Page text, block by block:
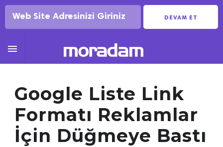
DEVAM ET

Google Liste Link
Formatı Reklamlar
İçin Düğmeye Bastı